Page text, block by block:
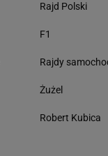
Rajd Polski
F1
Rajdy
Żużel
Robert Kubica